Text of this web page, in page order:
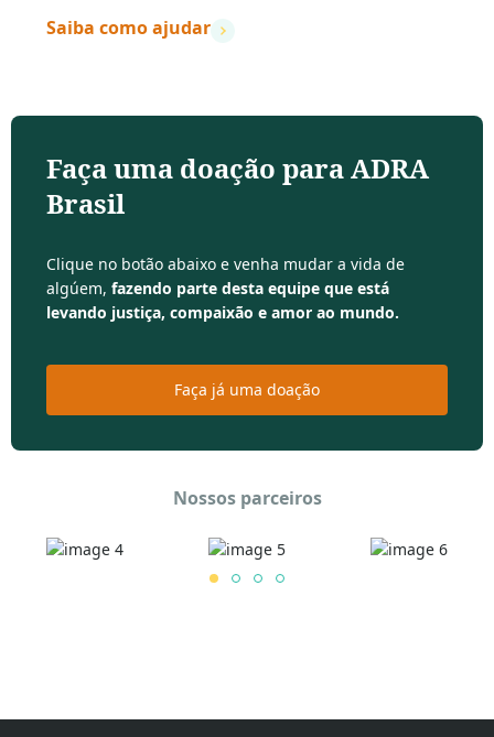
Saiba como ajudar
Faça uma doação para ADRA
Brasil
Clique no botão abaixo e venha mudar a vida de
algúem, fazendo parte desta equipe que está
levando justiça, compaixão e amor ao mundo.
Faça já uma doação
Nossos parceiros